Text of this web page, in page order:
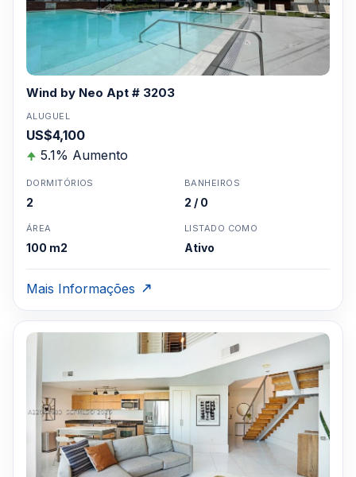
Wind by Neo Apt # 3203
ALUGUEL
US$4,100
5.1% Aumento
DORMITÓRIOS
2
BANHEIROS
2 / 0
ÁREA
100 m2
LISTADO COMO
Ativo
Mais Informações